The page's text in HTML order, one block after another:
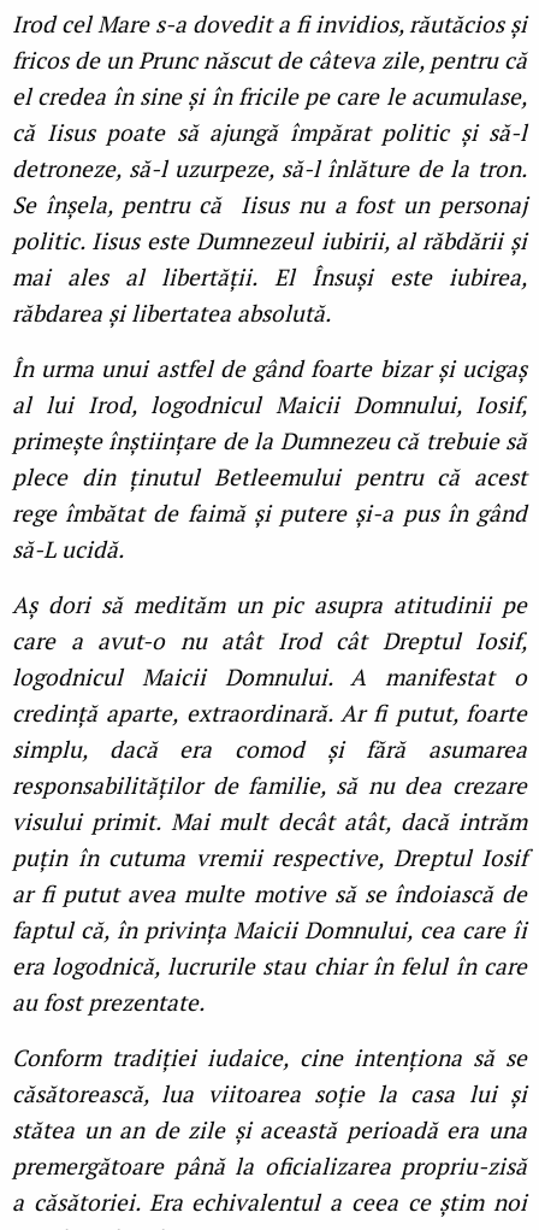
Irod cel Mare s-a dovedit a fi invidios, răutăcios și
fricos de un Prunc născut de câteva zile, pentru că
el credea în sine și în fricile pe care le acumulase,
că Iisus poate să ajungă împărat politic și să-l
detroneze, să-l uzurpeze, să-l înlăture de la tron.
Se înșela, pentru că Iisus nu a fost un personaj
politic. Iisus este Dumnezeul iubirii, al răbdării și
mai ales al libertății. El Însuși este iubirea,
răbdarea și libertatea absolută.
În urma unui astfel de gând foarte bizar și ucigaș
al lui Irod, logodnicul Maicii Domnului, Iosif,
primește înștiințare de la Dumnezeu că trebuie să
plece din ținutul Betleemului pentru că acest
rege îmbătat de faimă și putere și-a pus în gând
să-L ucidă.
Aș dori să medităm un pic asupra atitudinii pe
care a avut-o nu atât Irod cât Dreptul Iosif,
logodnicul Maicii Domnului. A manifestat o
credință aparte, extraordinară. Ar fi putut, foarte
simplu, dacă era comod și fără asumarea
responsabilităților de familie, să nu dea crezare
visului primit. Mai mult decât atât, dacă intrăm
puțin în cutuma vremii respective, Dreptul Iosif
ar fi putut avea multe motive să se îndoiască de
faptul că, în privința Maicii Domnului, cea care îi
era logodnică, lucrurile stau chiar în felul în care
au fost prezentate.
Conform tradiției iudaice, cine intenționa să se
căsătorească, lua viitoarea soție la casa lui și
stătea un an de zile și această perioadă era una
premergătoare până la oficializarea propriu-zisă
a căsătoriei. Era echivalentul a ceea ce știm noi